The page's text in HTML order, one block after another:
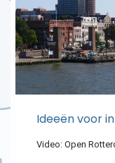
Ideeën voor
Video: Open